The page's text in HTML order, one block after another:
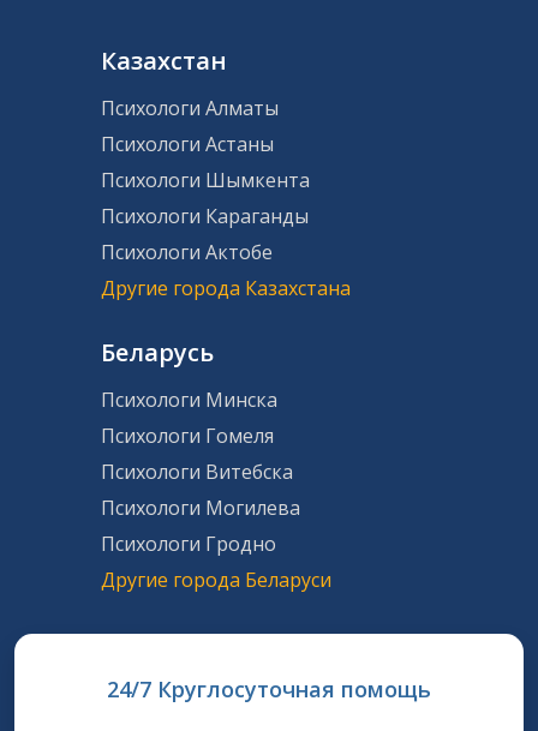
Казахстан
Психологи Алматы
Психологи Астаны
Психологи Шымкента
Психологи Караганды
Психологи Актобе
Другие города Казахстана
Беларусь
Психологи Минска
Психологи Гомеля
Психологи Витебска
Психологи Могилева
Психологи Гродно
Другие города Беларуси
24/7 Круглосуточная помощь